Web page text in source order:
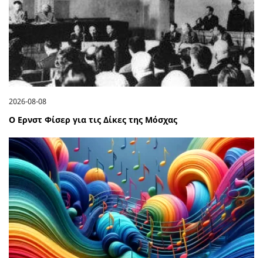
2026-08-08
Ο Ερνστ Φίσερ για τις Δίκες της Μόσχας